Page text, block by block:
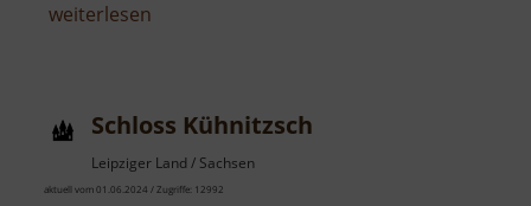
weiterlesen
Schloss Kühnitzsch
Leipziger Land / Sachsen
aktuell vom 01.06.2024 / Zugriffe: 12992